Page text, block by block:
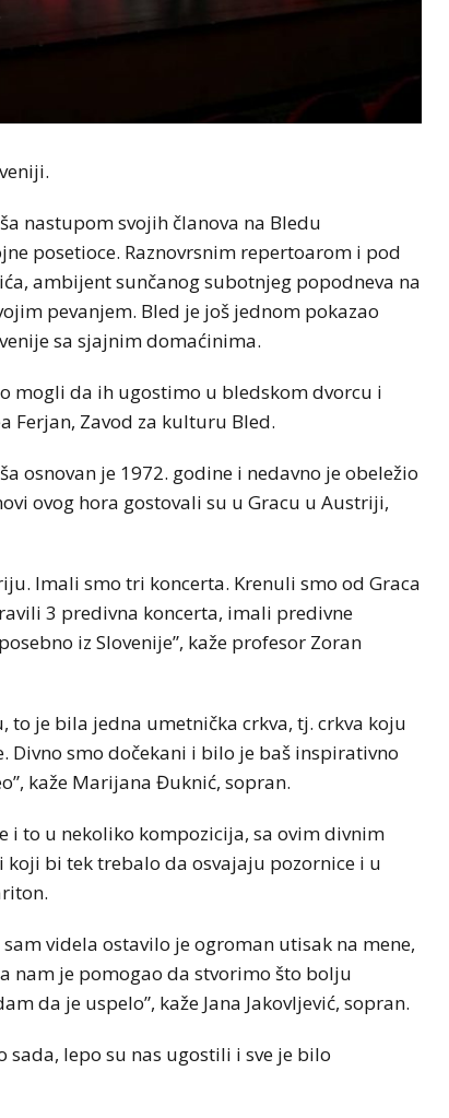
nastupom svojih članova na Bledu
posetioce. Raznovrsnim repertoarom i pod
ambijent sunčanog subotnjeg popodneva na
pevanjem. Bled je još jednom pokazao
sa sjajnim domaćinima.
mogli da ih ugostimo u bledskom dvorcu i
Ferjan, Zavod za kulturu Bled.
osnovan je 1972. godine i nedavno je obeležio
ovog hora gostovali su u Gracu u Austriji,
Imali smo tri koncerta. Krenuli smo od Graca
3 predivna koncerta, imali predivne
iz Slovenije”, kaže profesor Zoran
to je bila jedna umetnička crkva, tj. crkva koju
smo dočekani i bilo je baš inspirativno
kaže Marijana Đuknić, sopran.
i to u nekoliko kompozicija, sa ovim divnim
bi tek trebalo da osvajaju pozornice i u
videla ostavilo je ogroman utisak na mene,
nam je pomogao da stvorimo što bolju
da je uspelo”, kaže Jana Jakovljević, sopran.
sada, lepo su nas ugostili i sve je bilo